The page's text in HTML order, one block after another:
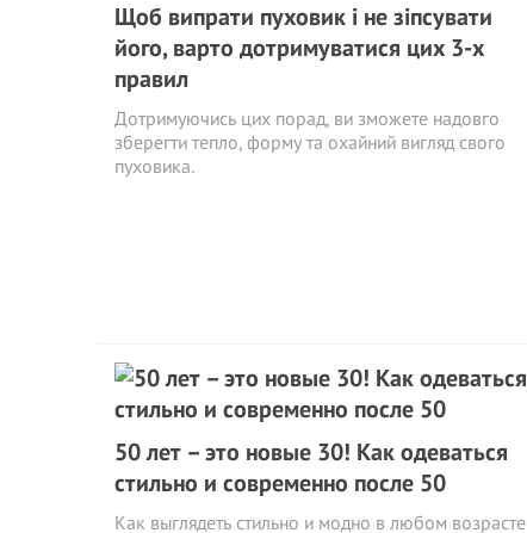
Щоб випрати пуховик і не зіпсувати
його, варто дотримуватися цих 3-х
правил
Дотримуючись цих порад, ви зможете надовго
зберегти тепло, форму та охайний вигляд свого
пуховика.
50 лет – это новые 30! Как одеваться
стильно и современно после 50
Как выглядеть стильно и модно в любом возрасте